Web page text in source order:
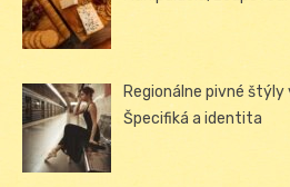
Regionálne pivné štýly
Špecifiká a identita